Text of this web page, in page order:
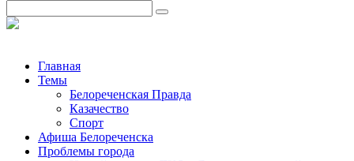
Главная
Темы
Белореченская Правда
Казачество
Спорт
Афиша Белореченска
Проблемы города